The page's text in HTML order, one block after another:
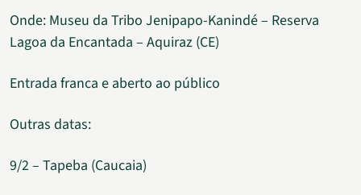
Onde: Museu da Tribo Jenipapo-Kanindé – Reserva
Lagoa da Encantada – Aquiraz (CE)
Entrada franca e aberto ao público
Outras datas:
9/2 – Tapeba (Caucaia)